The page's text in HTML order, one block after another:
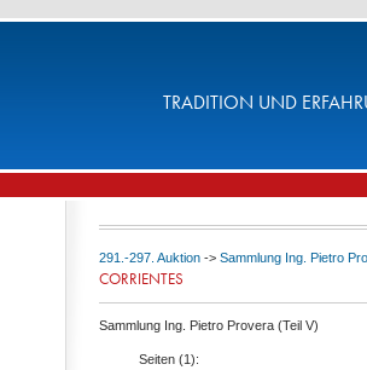
TRADITION UND
291.-297. Auktion -> Sammlung Ing. Pietro
CORRIENTES
Sammlung Ing. Pietro Provera (Teil V)
Seiten (1):